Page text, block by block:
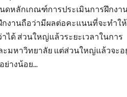
ดหลักเกณฑ์การประเมินการฝึกงา
กงานถือว่ามีผลต่อคะแนนที่จะทำให้
ได้ ส่วนใหญ่แล้วระยะเวลาในการ
มหาวิทยาลัย แต่ส่วนใหญ่แล้วจะอ
ย่างน้อย...